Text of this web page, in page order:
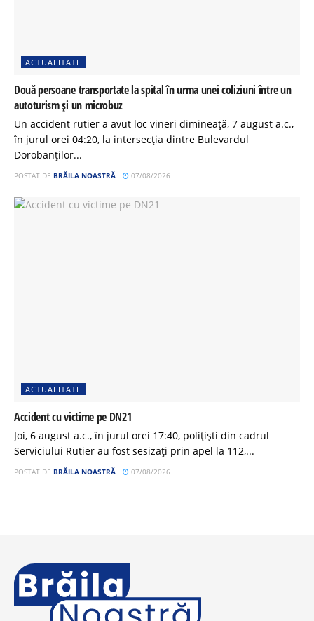
ACTUALITATE
Două persoane transportate la spital în urma unei coliziuni între un
autoturism și un microbuz
Un accident rutier a avut loc vineri dimineață, 7 august a.c.,
în jurul orei 04:20, la intersecția dintre Bulevardul
Dorobanților...
POSTAT DE BRĂILA NOASTRĂ 07/08/2026
ACTUALITATE
Accident cu victime pe DN21
Joi, 6 august a.c., în jurul orei 17:40, polițiști din cadrul
Serviciului Rutier au fost sesizați prin apel la 112,...
POSTAT DE BRĂILA NOASTRĂ 07/08/2026